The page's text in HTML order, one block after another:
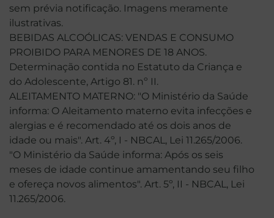
sem prévia notificação. Imagens meramente
ilustrativas.
BEBIDAS ALCOÓLICAS: VENDAS E CONSUMO
PROIBIDO PARA MENORES DE 18 ANOS.
Determinação contida no Estatuto da Criança e
do Adolescente, Artigo 81. nº II.
ALEITAMENTO MATERNO: "O Ministério da Saúde
informa: O Aleitamento materno evita infecções e
alergias e é recomendado até os dois anos de
idade ou mais". Art. 4º, I - NBCAL, Lei 11.265/2006.
"O Ministério da Saúde informa: Após os seis
meses de idade continue amamentando seu filho
e ofereça novos alimentos". Art. 5º, II - NBCAL, Lei
11.265/2006.